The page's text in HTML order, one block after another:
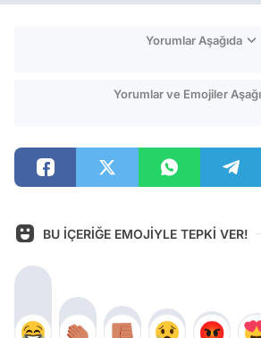
Yorumlar Aşağıda
Yorumlar ve Emojiler
BU İÇERİĞE EMOJİYLE TEPKİ VER!